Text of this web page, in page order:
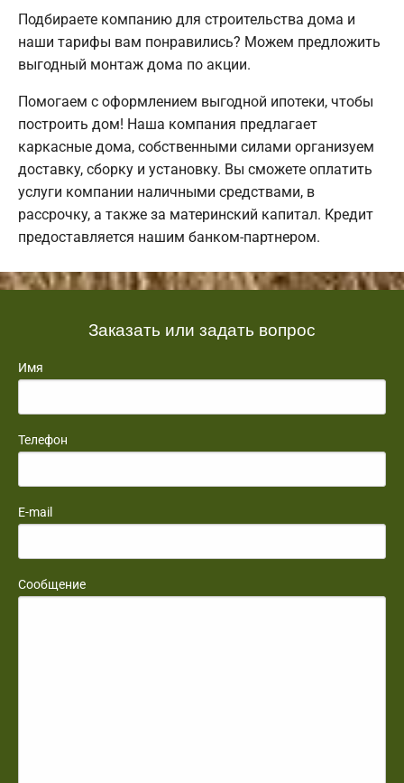
Подбираете компанию для строительства дома и
наши тарифы вам понравились? Можем предложить
выгодный монтаж дома по акции.
Помогаем с оформлением выгодной ипотеки, чтобы
построить дом! Наша компания предлагает
каркасные дома, собственными силами организуем
доставку, сборку и установку. Вы сможете оплатить
услуги компании наличными средствами, в
рассрочку, а также за материнский капитал. Кредит
предоставляется нашим банком-партнером.
Заказать или задать вопрос
Имя
Телефон
E-mail
Сообщение